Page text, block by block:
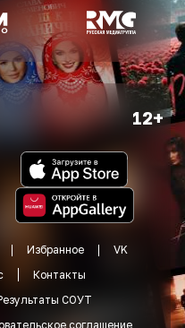
12+
Избранное
VK
Контакты
СОУТ
соглашение